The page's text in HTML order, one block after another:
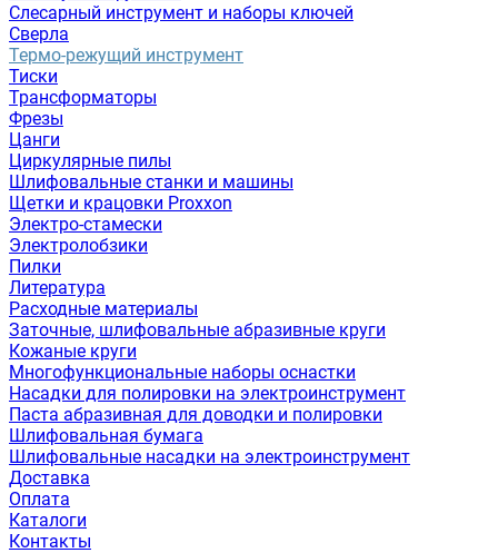
Слесарный инструмент и наборы ключей
Сверла
Термо-режущий инструмент
Тиски
Трансформаторы
Фрезы
Цанги
Циркулярные пилы
Шлифовальные станки и машины
Щетки и крацовки Proxxon
Электро-стамески
Электролобзики
Пилки
Литература
Расходные материалы
Заточные, шлифовальные абразивные круги
Кожаные круги
Многофункциональные наборы оснастки
Насадки для полировки на электроинструмент
Паста абразивная для доводки и полировки
Шлифовальная бумага
Шлифовальные насадки на электроинструмент
Доставка
Оплата
Каталоги
Контакты